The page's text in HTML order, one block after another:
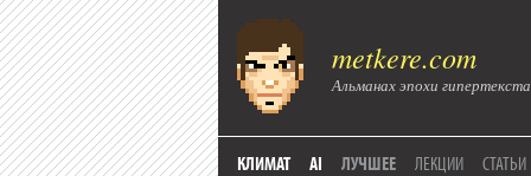
metkere.com
Альманах эпохи гипертекста
КЛИМАТ AI ЛУЧШЕЕ ЛЕКЦИИ СТАТЬИ